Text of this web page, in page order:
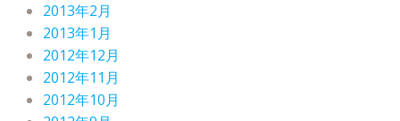
2013年2月
2013年1月
2012年12月
2012年11月
2012年10月